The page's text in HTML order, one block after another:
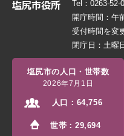
Tel：0263-52-
開庁時間：午
受付時間を変
閉庁日：土曜
塩尻市の人口・世帯数
2026年7月1日
人口： 64,756
世帯：29,694